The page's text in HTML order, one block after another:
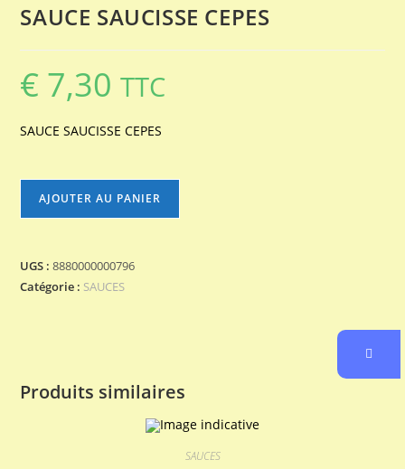
SAUCE SAUCISSE CEPES
€ 7,30 TTC
SAUCE SAUCISSE CEPES
CEPES
AJOUTER AU PANIER
UGS :8880000000796
Catégorie : SAUCES
Produits similaires
SAUCES